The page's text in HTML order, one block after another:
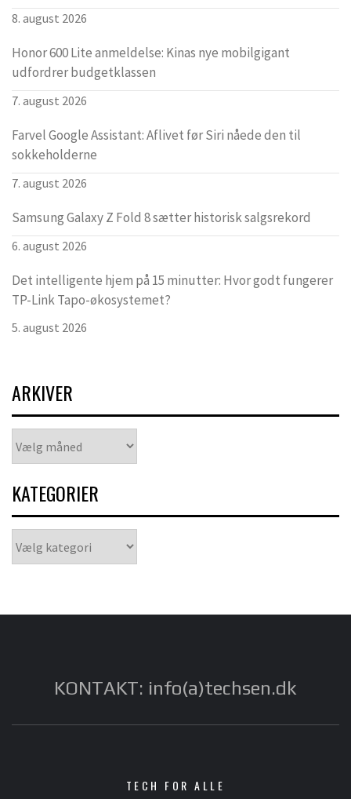
8. august 2026
Honor 600 Lite anmeldelse: Kinas nye mobilgigant
udfordrer budgetklassen
7. august 2026
Farvel Google Assistant: Aflivet før Siri nåede den til
sokkeholderne
7. august 2026
Samsung Galaxy Z Fold 8 sætter historisk salgsrekord
6. august 2026
Det intelligente hjem på 15 minutter: Hvor godt fungerer
TP-Link Tapo-økosystemet?
5. august 2026
ARKIVER
KATEGORIER
KONTAKT: info(a)techsen.dk
TECH FOR ALLE